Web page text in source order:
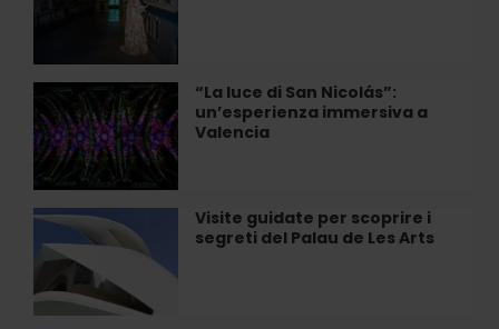
al
MuVIM
“La luce di San Nicolás”:
un’esperienza immersiva a
Valencia
luce
di
San
Nicolás”:
un’esperienza
immersiva
Valencia
Visite guidate per scoprire i
segreti del Palau de Les Arts
Visite
guidate
per
scoprire
i